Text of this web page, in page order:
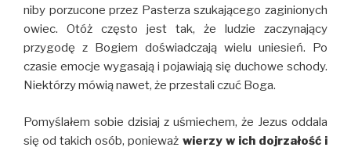
niby porzucone przez Pasterza szukającego zaginionych
owiec. Otóż często jest tak, że ludzie zaczynający
przygodę z Bogiem doświadczają wielu uniesień. Po
czasie emocje wygasają i pojawiają się duchowe schody.
Niektórzy mówią nawet, że przestali czuć Boga.
Pomyślałem sobie dzisiaj z uśmiechem, że Jezus oddala
się od takich osób, ponieważ wierzy w ich dojrzałość i